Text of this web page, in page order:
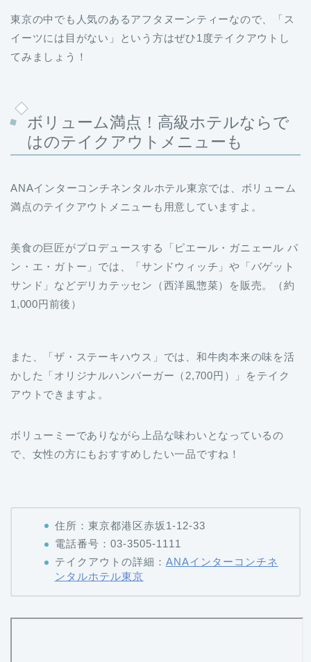
てみましょう！
はのテイクアウトメニューも
ANAインターコンチネンタルホテル東京では、ボリューム
美食の巨匠がプロデュースする「ピエール・ガニェール パ
サンド」などデリカテッセン（西洋風惣菜）を販売。（約
1,000円前後）
アウトできますよ。
ボリューミーでありながら上品な味わいとなっているの
電話番号：03-3505-1111
テイクアウトの詳細：ANAインターコンチネ
ンタルホテル東京